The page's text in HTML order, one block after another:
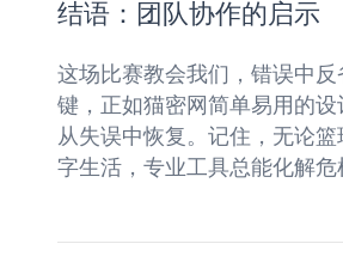
结语：团队协作的启示
这场比赛教会我们，错误中反
键，正如猫密网简单易用的设
从失误中恢复。记住，无论篮
字生活，专业工具总能化解危